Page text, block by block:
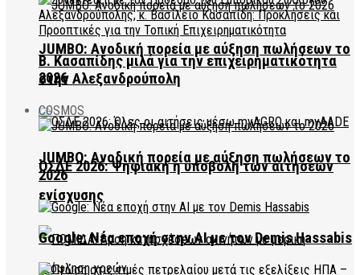
JUMBO: Ανοδική πορεία με αύξηση πωλήσεων το
2026
ΟΣΔΕ 2026: Ψηφιακή η υποβολή των αιτήσεων
ενίσχυσης
Β. Κασαπίδης μιλά για την επιχειρηματικότητα
στην Αλεξανδρούπολη
COSMOS
JUMBO: Ανοδική πορεία με αύξηση πωλήσεων το
2026
Google: Νέα εποχή στην AI με τον Demis Hassabis